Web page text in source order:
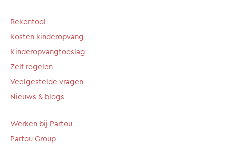
Rekentool
Kosten kinderopvang
Kinderopvangtoeslag
Zelf regelen
Veelgestelde vragen
Nieuws & blogs
Werken bij Partou
Partou Group